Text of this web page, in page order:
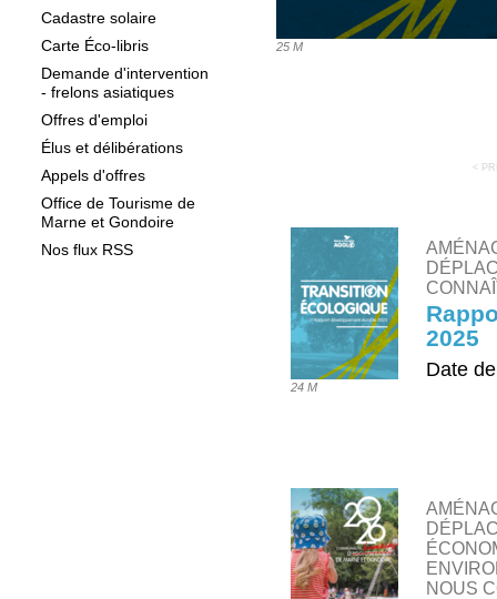
Cadastre solaire
Carte Éco-libris
Demande d'intervention
- frelons asiatiques
Offres d'emploi
Élus et délibérations
Appels d'offres
Office de Tourisme de
Marne et Gondoire
Nos flux RSS
25 M
<
24 M
2025
Date
NOUS